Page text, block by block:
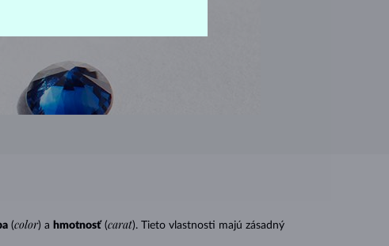
(color) a hmotnosť (carat). Tieto vlastnosti majú zásadný